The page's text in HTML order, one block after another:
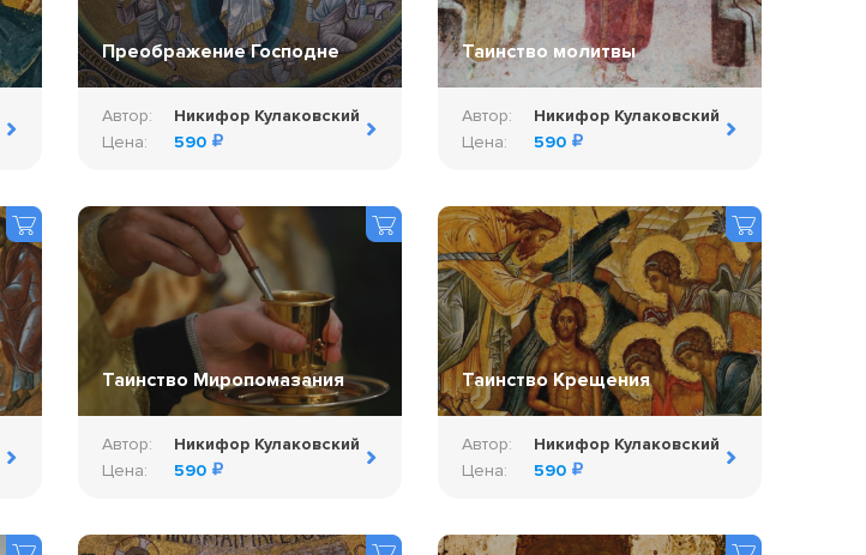
Преображение Господне
Автор:
Никифор Кулаковский
Цена:
590
Таинство молитвы
Автор:
Никифор Кулаковский
Цена:
590
Таинство Миропомазания
Автор:
Никифор Кулаковский
Цена:
590
Таинство Крещения
Автор:
Никифор Кулаковский
Цена:
590